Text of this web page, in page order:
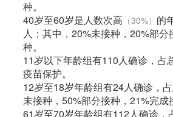
种。
40岁至60岁是人数次高 （30%） 的
人；其中，20%未接种，20%部
种。
11岁以下年龄组有110人确诊，占
疫苗保护。
12岁至18岁年龄组有24人确诊，
未接种，50%部分接种，21%完成
61岁至70岁年龄组有112人确诊，